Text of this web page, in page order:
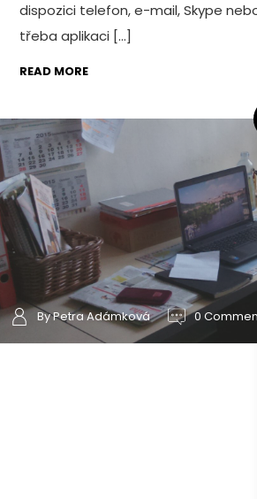
dispozici telefon, e-mail, Skype
třeba aplikaci […]
READ MORE
By Petra Adámková 0